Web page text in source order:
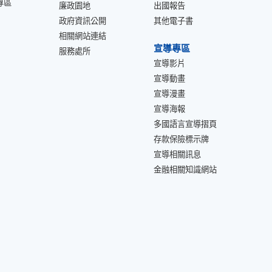
區
廉政園地
政府資訊公開
相關網站連結
服務處所
出國報告
其他電子書
宣導專區
宣導影片
宣導動畫
宣導漫畫
宣導海報
多國語言宣導摺頁
存款保險標示牌
宣導相關訊息
金融相關知識網站